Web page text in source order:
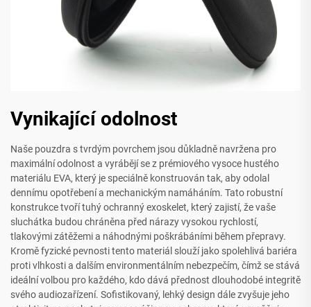
Vynikající odolnost
Naše pouzdra s tvrdým povrchem jsou důkladně navržena pro
maximální odolnost a vyrábějí se z prémiového vysoce hustého
materiálu EVA, který je speciálně konstruován tak, aby odolal
dennímu opotřebení a mechanickým namáháním. Tato robustní
konstrukce tvoří tuhý ochranný exoskelet, který zajistí, že vaše
sluchátka budou chráněna před nárazy vysokou rychlostí,
tlakovými zátěžemi a náhodnými poškrábáními během přepravy.
Kromě fyzické pevnosti tento materiál slouží jako spolehlivá bariéra
proti vlhkosti a dalším environmentálním nebezpečím, čímž se stává
ideální volbou pro každého, kdo dává přednost dlouhodobé integritě
svého audiozařízení. Sofistikovaný, lehký design dále zvyšuje jeho